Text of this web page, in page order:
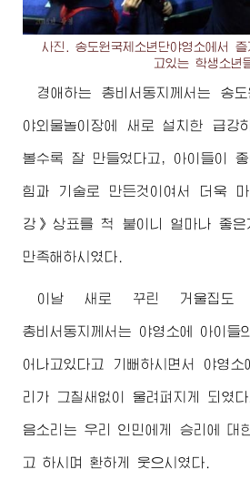
사진. 송도원국제소년단야영소에서
고있는 학생소년
경애하는 총비서동지께서 는 송도
야외물놀이장에 새로 설치한 급강
볼수록 잘 만들었다고, 아이들이 좋
힘과 기술로 만든것이여서 더욱
강》상표를 척 붙이니 얼마나 좋은
만족해하시였다.
이날 새로 꾸린 거울집도
총비서동지께서 는 야영소에 아이들
어나고있다고 기뻐하시면서 야영
리가 그칠새없이 울려펴지게 되였
음소리는 우리 인민에게 승리에 대
고 하시며 환하게 웃으시였다.